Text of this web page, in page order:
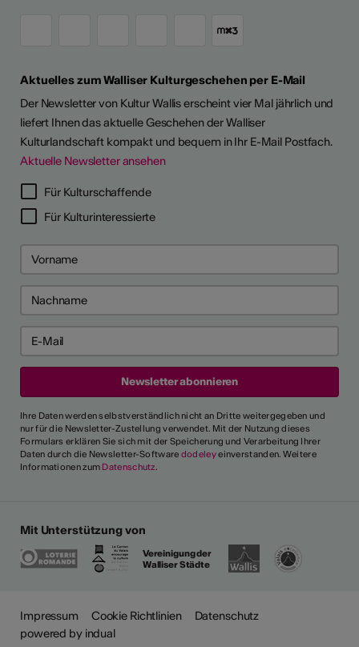
Aktuelles zum Walliser Kulturgeschehen per E-Mail
Der Newsletter von Kultur Wallis erscheint vier Mal jährlich und
liefert Ihnen das aktuelle Geschehen der Walliser
Kulturlandschaft kompakt und bequem in Ihr E-Mail Postfach.
Aktuelle Newsletter ansehen
Für Kulturschaffende
Für Kulturinteressierte
Ihre Daten werden selbstverständlich nicht an Dritte weitergegeben und
nur für die Newsletter-Zustellung verwendet. Mit der Nutzung dieses
Formulars erklären Sie sich mit der Speicherung und Verarbeitung Ihrer
Daten durch die Newsletter-Software dodeleyeinverstanden. Weitere
Informationen zum Datenschutz.
Mit Unterstützung von
Vereinigung der
Walliser Städte
Impressum Cookie Richtlinien
Datenschutz
powered by indual